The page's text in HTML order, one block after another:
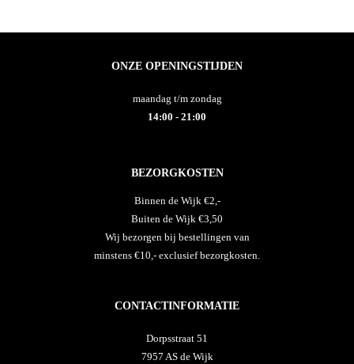
ONZE OPENINGSTIJDEN
maandag t/m zondag
14:00 - 21:00
BEZORGKOSTEN
Binnen de Wijk €2,-
Buiten de Wijk €3,50
Wij bezorgen bij bestellingen van
minstens €10,- exclusief bezorgkosten.
CONTACTINFORMATIE
Dorpsstraat 51
7957 AS de Wijk